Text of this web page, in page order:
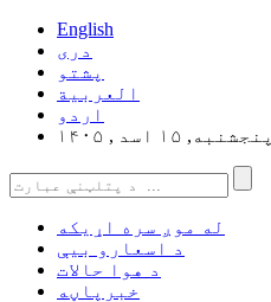
English
دری
پشتو
العربیة
اردو
پنجشنبه, ۱۵ اسد , ۱۴۰۵
له موږ سره اړیکه
د اسعارو بیې
د هوا حالات
خبرپاڼه